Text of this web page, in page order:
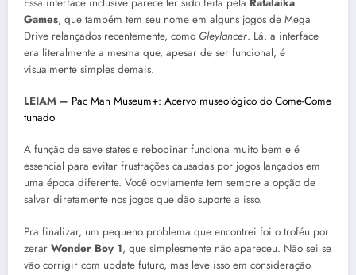
Games, que também tem seu nome em alguns jogos de Mega
Drive relançados recentemente, como Gleylancer. Lá, a interface
era literalmente a mesma que, apesar de ser funcional, é
visualmente simples demais.
LEIAM – Pac Man Museum+: Acervo museológico do Come-Come
tunado
A função de save states e rebobinar funciona muito bem e é
essencial para evitar frustrações causadas por jogos lançados em
uma época diferente. Você obviamente tem sempre a opção de
salvar diretamente nos jogos que dão suporte a isso.
Pra finalizar, um pequeno problema que encontrei foi o troféu por
zerar Wonder Boy 1, que simplesmente não apareceu. Não sei se
vão corrigir com update futuro, mas leve isso em consideração